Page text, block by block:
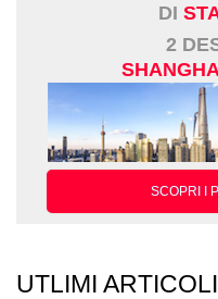
DI
2
SCOPRI I
UTLIMI ARTICOLI